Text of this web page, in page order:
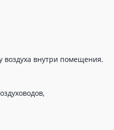
воздуха внутри помещения.